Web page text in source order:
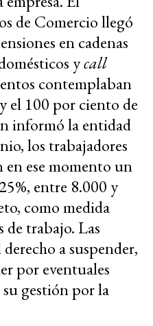
de Comercio llegó
en cadenas
ycall
contemplaban
el 100 por ciento de
informó la entidad
los trabajadores
en ese momento un
entre 8.000 y
como medida
de trabajo. Las
a suspender,
por eventuales
su gestión por la